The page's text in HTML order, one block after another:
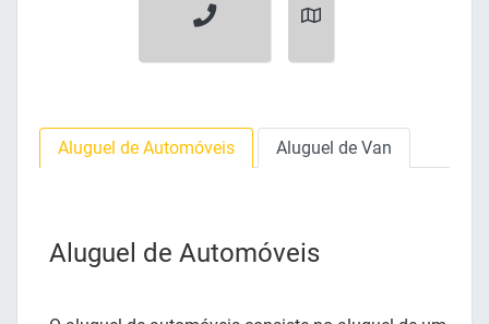
Aluguel de Automóveis Aluguel de Van
Aluguel de Automóveis